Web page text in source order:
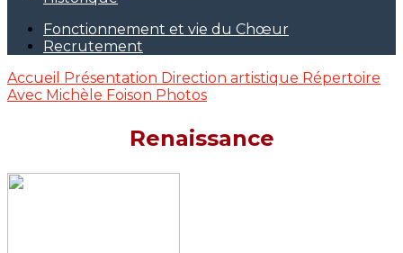
Fonctionnement et vie du Chœur
Recrutement
Accueil Présentation Direction artistique Répertoire
Avec Michèle Foison Photos
Renaissance